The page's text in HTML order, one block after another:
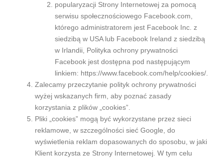
popularyzacji Strony Internetowej za pomocą
serwisu społecznościowego Facebook.com,
którego administratorem jest Facebook Inc. z
siedzibą w USA lub Facebook Ireland z siedzibą
w Irlandii, Polityka ochrony prywatności
Facebook jest dostępna pod następującym
linkiem: https://www.facebook.com/help/cookies/.
Zalecamy przeczytanie polityk ochrony prywatności
wyżej wskazanych firm, aby poznać zasady
korzystania z plików „cookies”.
Pliki „cookies” mogą być wykorzystane przez sieci
reklamowe, w szczególności sieć Google, do
wyświetlenia reklam dopasowanych do sposobu, w jaki
Klient korzysta ze Strony Internetowej. W tym celu